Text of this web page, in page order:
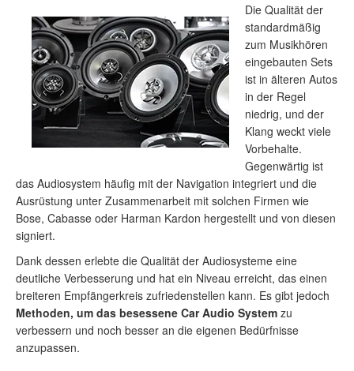
Die Qualität der
standardmäßig
zum Musikhören
eingebauten Sets
ist in älteren Autos
in der Regel
niedrig, und der
Klang weckt viele
Vorbehalte.
Gegenwärtig ist
das Audiosystem häufig mit der Navigation integriert und die
Ausrüstung unter Zusammenarbeit mit solchen Firmen wie
Bose, Cabasse oder Harman Kardon hergestellt und von diesen
signiert.
Dank dessen erlebte die Qualität der Audiosysteme eine
deutliche Verbesserung und hat ein Niveau erreicht, das einen
breiteren Empfängerkreis zufriedenstellen kann. Es gibt jedoch
Methoden, um das besessene Car Audio System zu
verbessern und noch besser an die eigenen Bedürfnisse
anzupassen.